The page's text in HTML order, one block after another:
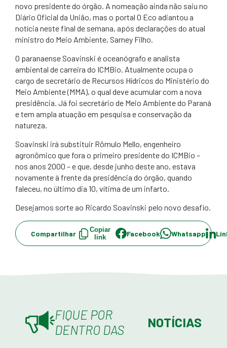
novo presidente do órgão. A nomeação ainda não saiu no
Diário Oficial da União, mas o portal O Eco adiantou a
notícia neste final de semana, após declarações do atual
ministro do Meio Ambiente, Sarney Filho.
O paranaense Soavinski é oceanógrafo e analista
ambiental de carreira do ICMBio. Atualmente ocupa o
cargo de secretário de Recursos Hídricos do Ministério do
Meio Ambiente (MMA), o qual deve acumular com a nova
presidência. Já foi secretário de Meio Ambiente do Paraná
e tem ampla atuação em pesquisa e conservação da
natureza.
Soavinski irá substituir Rômulo Mello, engenheiro
agronômico que fora o primeiro presidente do ICMBio –
nos anos 2000 – e que, desde junho deste ano, estava
novamente à frente da presidência do órgão, quando
faleceu, no último dia 10, vítima de um infarto.
Desejamos sorte ao Ricardo Soavinski pelo novo desafio.
Compartilhar
Copiar
link
Facebook Whatsapp
FIQUE POR
DENTRO DAS
NOTÍCIAS